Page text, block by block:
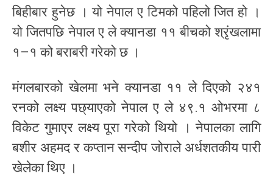
बिहीबार हुनेछ । यो नेपाल ए टिमको पहिलो जित हो ।
यो जितपछि नेपाल ए ले क्यानडा ११ बीचको श्रृंखलामा
१–१ को बराबरी गरेको छ ।
मंगलबारको खेलमा भने क्यानडा ११ ले दिएको २४१
रनको लक्ष्य पछ्याएको नेपाल ए ले ४९.१ ओभरमा ८
विकेट गुमाएर लक्ष्य पूरा गरेको थियो । नेपालका लागि
बशीर अहमद र कप्तान सन्दीप जोराले अर्धशतकीय पारी
खेलेका थिए ।